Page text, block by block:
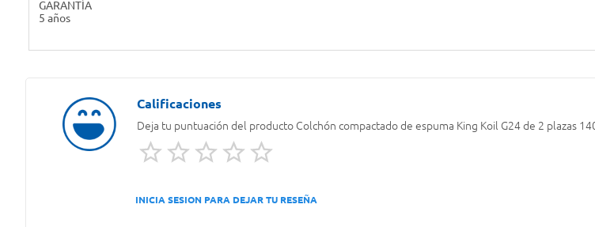
GARANTÍA
5 años
Deja tu puntuación del producto Colchón compactado de espuma King Koil G24 de 2 plazas
INICIA SESION PARA DEJAR TU RESEÑA